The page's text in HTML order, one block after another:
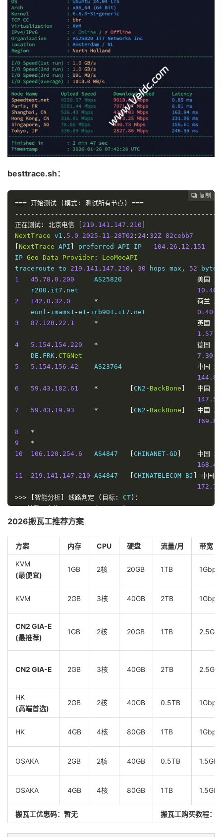
besttrace.sh：
 复制
 复制
 复制
=== 开始测试 (模式: 测试所有节点)
===
正在测试:
北京电信 219.141 . 147.210
NextTrace v1 . 5.0 2025 - 11 - 28T02 : 24 : 32Z 82cebb7
NextTrace API preferred API IP - 104.26 . 12.151 -
IP Geo Data Provider :
LeoMoeAPI
traceroute to 219.141 . 147.210 , 30 hops max , 52
1
45.78 . 0.200
     AS25820
美国
    r200
. it7 . net 10.46
2
142.0 . 32.0 * 荷兰 北
    eunl
- imams1 -e1 - irb901 . it7 . net 0.40
3
87.120 . 22.1 * 英国
英
1.57
4
5.154 . 154.229 * 德国
黑
    DE
. FRK . CTGNet
7.30
5
5.154 . 156.42
    AS23764
中国
北
144.83
6
59.43 . 182.61 * CN2 - BackBone 中国
北
147.51
7
59.43 . 19.93 * CN2 - BackBone 中国
北
169.87
8
*
9
*
10
106.120 . 254.6
   AS4847
CHINANET-GD 中国
北
168.49
11
219.141 . 147.210 AS4847 CHINATELECOM- BJ 中国
172.78
>>>
[智能分析] 线路判定 (目标: CT )：
类型：电信 CN2 GIA (AS4809)
详情：检测到回程国内段走
正在测试:
北京联通 50.1]
NextTrace
5.0 28T02 32Z 82cebb7
[NextTrace
IP Geo Provider : LeoMoeAPI
traceroute to 202.106.50.1, 30 hops max, 52 bytes
1
0.200
     AS25820
美国
    eunl
-imams1-e1 irb901 it7.net
0.35
3
43.255
5.16
12.93
6
210.78 28.149 * [CNC BACKBONE 中国 北
141.17
144.19
8
*
9
*
131.56
类型：联通
9929
详情：检测到 AS9929 (联通A网) 骨干。
2026搬瓦工推荐方案
方案 内存 CPU 硬盘 流量/月 带宽
KVM
(最便宜)
1GB 2核 20GB 1TB 1Gbps
KVM 2GB 3核 40GB 2TB 1Gbps
CN2 GIA-E
(最推荐)
1GB 2核 20GB 1TB
CN2 GIA-E 2GB 3核 40GB 2TB
HK
(高端首选)
2GB 2核 40GB 0.5TB 1Gbps
HK 4GB 4核 80GB 1TB 1Gbps
OSAKA 2GB 2核 40GB 0.5TB
OSAKA 4GB 4核 80GB 1TB
搬瓦工优惠码：暂无 搬瓦工购买教程：